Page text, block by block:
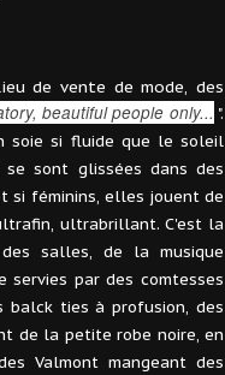
de vente de mode, des
beautiful people only... ".
soie si fluide que le soleil
sont glissées dans des
si féminins, elles jouent de
ultrabrillant. C'est la
salles, de la musique
servies par des comtesses
balck ties à profusion, des
de la petite robe noire, en
Valmont mangeant des